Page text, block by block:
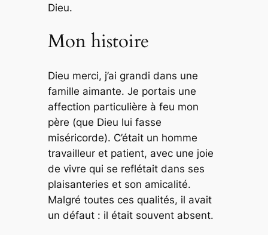
Dieu.
Mon histoire
Dieu merci, j’ai grandi dans une
famille aimante. Je portais une
affection particulière à feu mon
père (que Dieu lui fasse
miséricorde). C’était un homme
travailleur et patient, avec une joie
de vivre qui se reflétait dans ses
plaisanteries et son amicalité.
Malgré toutes ces qualités, il avait
un défaut : il était souvent absent.